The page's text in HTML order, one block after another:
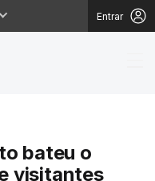
Entrar
do
bateu o
visitantes